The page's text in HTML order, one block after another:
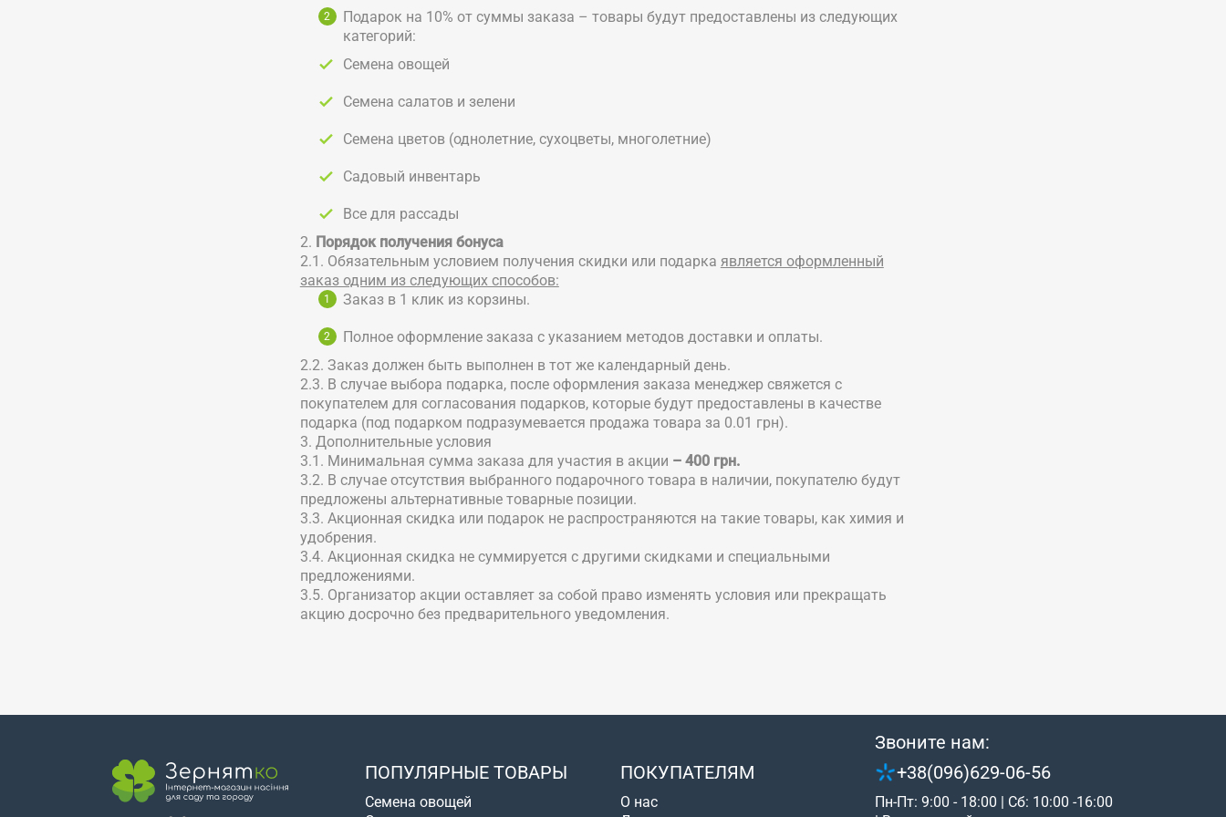
Подарок на 10% от суммы заказа – товары будут предоставлены из следующих
категорий:
Семена овощей
Семена салатов и зелени
Семена цветов (однолетние, сухоцветы, многолетние)
Садовый инвентарь
Все для рассады
2. Порядок получения бонуса
2.1. Обязательным условием получения скидки или подарка является оформленный
заказ одним из следующих способов:
Заказ в 1 клик из корзины.
Полное оформление заказа с указанием методов доставки и оплаты.
2.2. Заказ должен быть выполнен в тот же календарный день.
2.3. В случае выбора подарка, после оформления заказа менеджер свяжется с
покупателем для согласования подарков, которые будут предоставлены в качестве
подарка (под подарком подразумевается продажа товара за 0.01 грн).
3. Дополнительные условия
3.1. Минимальная сумма заказа для участия в акции – 400 грн.
3.2. В случае отсутствия выбранного подарочного товара в наличии, покупателю будут
предложены альтернативные товарные позиции.
3.3. Акционная скидка или подарок не распространяются на такие товары, как химия и
удобрения.
3.4. Акционная скидка не суммируется с другими скидками и специальными
предложениями.
3.5. Организатор акции оставляет за собой право изменять условия или прекращать
акцию досрочно без предварительного уведомления.
ПОПУЛЯРНЫЕ ТОВАРЫ
Семена овощей
ПОКУПАТЕЛЯМ
О нас
Звоните нам:
+38(096)629-06-56
Пн-Пт: 9:00 - 18:00 | Сб: 10:00 -16:00